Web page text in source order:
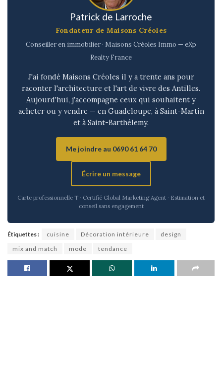
Patrick de Larroche
Fondateur de Maisons Créoles
Conseiller en immobilier · Maisons Créoles Immo — eXp
Realty France
J'ai fondé Maisons Créoles il y a trente ans pour
raconter l'architecture et l'art de vivre des Antilles.
Aujourd'hui, j'accompagne ceux qui souhaitent y
acheter ou y vendre — en Guadeloupe, à Saint-Martin
et à Saint-Barthélemy.
Me joindre au 0690 61 64 70
Écrire un message
Carte professionnelle T · Certifié Global Marketing Agent · Estimation et
conseil sans engagement
Étiquettes : cuisine Décoration intérieure
design
mix and match
mode tendance